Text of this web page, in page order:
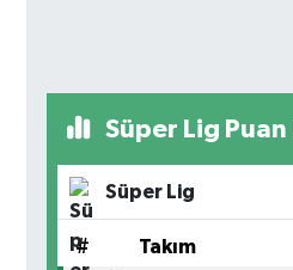
Süper Lig
Süper Lig
# Takım